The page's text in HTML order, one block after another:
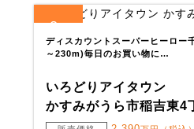
2
ディスカウントスーパーヒーロー
～230m)毎日のお買い物に…
いろどりアイタウン
かすみがうら市稲吉東4